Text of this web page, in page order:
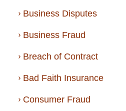
Business Disputes
Business Fraud
Breach of Contract
Bad Faith Insurance
Consumer Fraud